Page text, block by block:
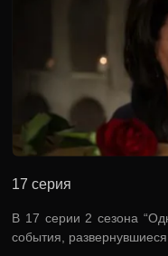
17 серия
В 17 серии 2 сезона
события,